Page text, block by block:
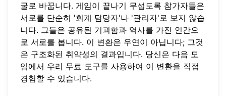
굴로 바꿉니다. 게임이 끝나기 무섭도록 참가자들은
서로를 단순히 '회계 담당자'나 '관리자'로 보지 않습
니다. 그들은 공유된 기괴함과 역사를 가진 인간으
로 서로를 봅니다. 이 변환은 우연이 아닙니다; 그것
은 구조화된 취약성의 결과입니다. 당신은 다음 모
임에서 우리 무료 도구를 사용하여 이 변환을 직접
경험할 수 있습니다.